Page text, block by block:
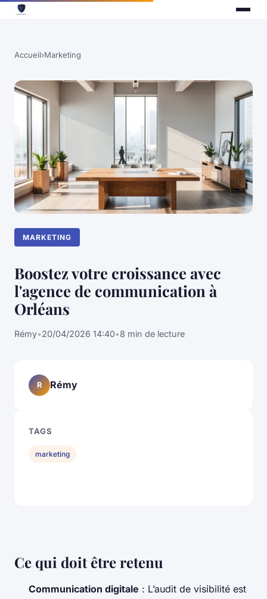
Accueil›Marketing
MARKETING
Boostez votre croissance avec
l'agence de communication à
Orléans
Rémy•20/04/2026 14:40•8 min de lecture
Ce qui doit être retenu
Communication digitale : L’audit de visibilité est
R Rémy
TAGS
marketing